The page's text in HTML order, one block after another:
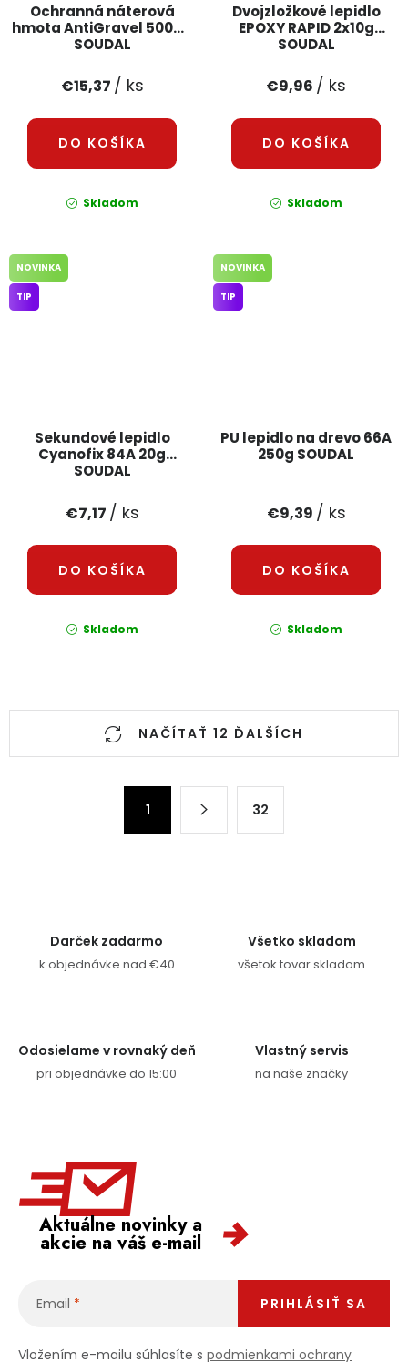
Ochranná náterová
hmota AntiGravel 500ml
SOUDAL
€15,37 / ks
DO KOŠÍKA
Skladom
Dvojzložkové lepidlo
EPOXY RAPID 2x10g
SOUDAL
€9,96 / ks
DO KOŠÍKA
Skladom
Sekundové lepidlo
Cyanofix 84A 20g
SOUDAL
NOVINKA
TIP
€7,17 / ks
DO KOŠÍKA
Skladom
PU lepidlo na drevo 66A
250g SOUDAL
NOVINKA
TIP
€9,39 / ks
DO KOŠÍKA
Skladom
Ovládacie prvky výpisuNAČÍTAŤ 12 ĎALŠÍCH
1 32
Darček zadarmo
k objednávke nad €40
Všetko skladom
všetok tovar skladom
Odosielame v rovnaký deň
pri objednávke do 15:00
Vlastný servis
na naše značky
Aktuálne novinky a
akcie na váš e-mail
Email
Vložením e-mailu súhlasíte s podmienkami ochrany
PRIHLÁSIŤ SA